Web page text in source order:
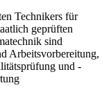
Technikers für
geprüften
sind
Ar­beits­vorbereitung,
und -